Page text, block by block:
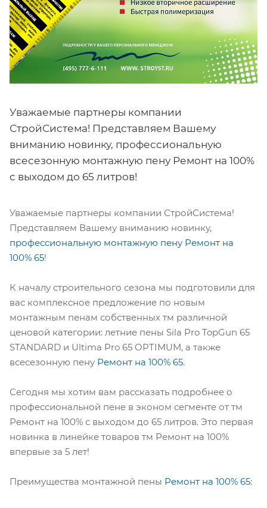
Уважаемые партнеры компании
СтройСистема! Представляем Вашему
вниманию новинку, профессиональную
всесезонную монтажную пену Ремонт на 100%
с выходом до 65 литров!
Уважаемые партнеры компании СтройСистема!
Представляем Вашему вниманию новинку,
профессиональную монтажную пену Ремонт на
100% 65!
К началу строительного сезона мы подготовили для
вас комплексное предложение по новым
монтажным пенам собственных тм различной
ценовой категории: летние пены Sila Pro TopGun 65
STANDARD и Ultima Pro 65 OPTIMUM, а также
всесезонную пену Ремонт на 100% 65.
Сегодня мы хотим вам рассказать подробнее о
профессиональной пене в эконом сегменте от тм
Ремонт на 100% с выходом до 65 литров. Это первая
новинка в линейке товаров тм Ремонт на 100%
впервые за 5 лет!
Преимущества монтажной пены Ремонт на 100% 65: